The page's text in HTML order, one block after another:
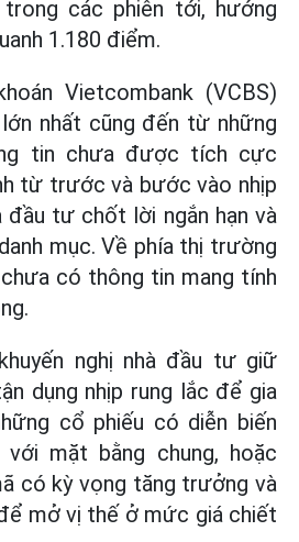
các phiên tới, hướng
1.180 điểm.
Vietcombank (VCBS)
nhất cũng đến từ những
tin chưa được tích cực
từ trước và bước vào nhịp
đầu tư chốt lời ngắn hạn và
mục. Về phía thị trường
có thông tin mang tính
nghị nhà đầu tư giữ
dụng nhịp rung lắc để gia
cổ phiếu có diễn biến
mặt bằng chung, hoặc
có kỳ vọng tăng trưởng và
mở vị thế ở mức giá chiết